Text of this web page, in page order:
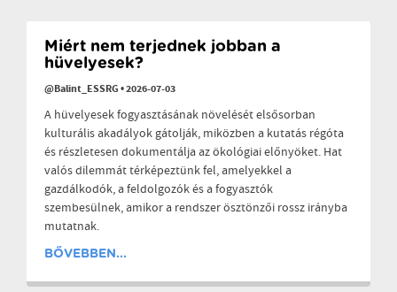
Miért nem terjednek jobban a
hüvelyesek?
@Balint_ESSRG•2026-07-03
A hüvelyesek fogyasztásának növelését elsősorban
kulturális akadályok gátolják, miközben a kutatás régóta
és részletesen dokumentálja az ökológiai előnyöket. Hat
valós dilemmát térképeztünk fel, amelyekkel a
gazdálkodók, a feldolgozók és a fogyasztók
szembesülnek, amikor a rendszer ösztönzői rossz irányba
mutatnak.
BŐVEBBEN...